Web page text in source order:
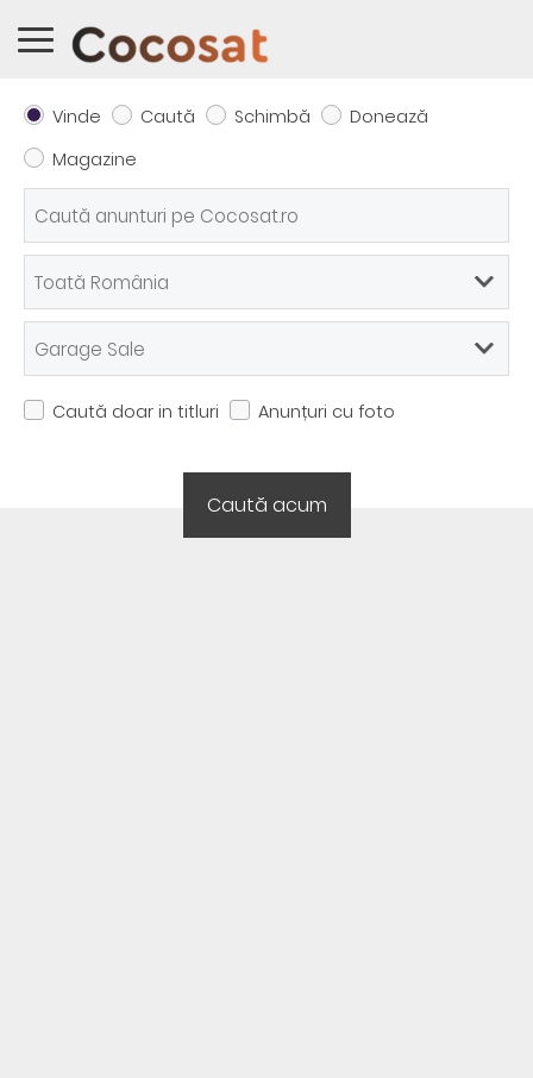
Vinde Caută Schimbă
Donează
Magazine
Caută doar in titluri Anunțuri cu foto